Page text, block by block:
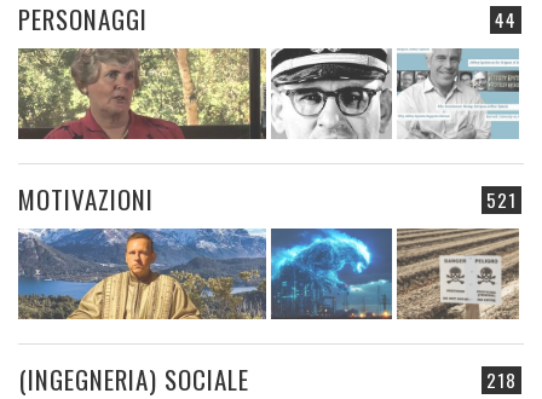
44
PERSONAGGI
521
MOTIVAZIONI
218
(INGEGNERIA) SOCIALE